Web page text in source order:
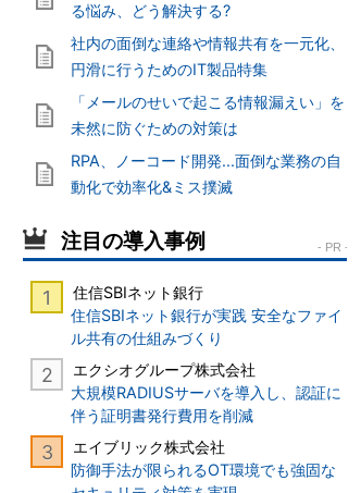
る悩み、どう解決する?
社内の面倒な連絡や情報共有を一元化、
円滑に行うためのIT製品特集
「メールのせいで起こる情報漏えい」を
未然に防ぐための対策は
RPA、ノーコード開発...面倒な業務の自
動化で効率化&ミス撲滅